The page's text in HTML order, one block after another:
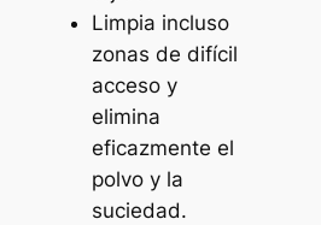
Limpia incluso
zonas de difícil
acceso y
elimina
eficazmente el
polvo y la
suciedad.